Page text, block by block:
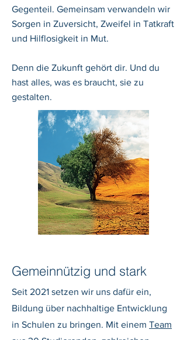
Gegenteil. Gemeinsam verwandeln wir
Sorgen in Zuversicht, Zweifel in Tatkraft
und Hilflosigkeit in Mut.
Denn die Zukunft gehört dir. Und du
hast alles, was es braucht, sie zu
gestalten.
Gemeinnützig und stark
Seit 2021 setzen wir uns dafür ein,
Bildung über nachhaltige Entwicklung
in Schulen zu bringen. Mit einem Team